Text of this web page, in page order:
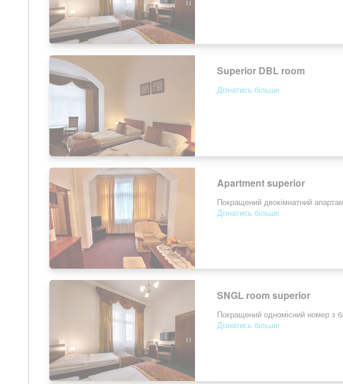
Superior DBL room
Дізнатись більше
Apartment superior
Покращений двокімнатний
Дізнатись більше
SNGL room superior
Покращений одномісний номер з
Дізнатись більше